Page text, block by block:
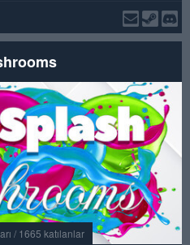
/ 1665 katılanlar